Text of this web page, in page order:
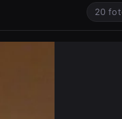
20